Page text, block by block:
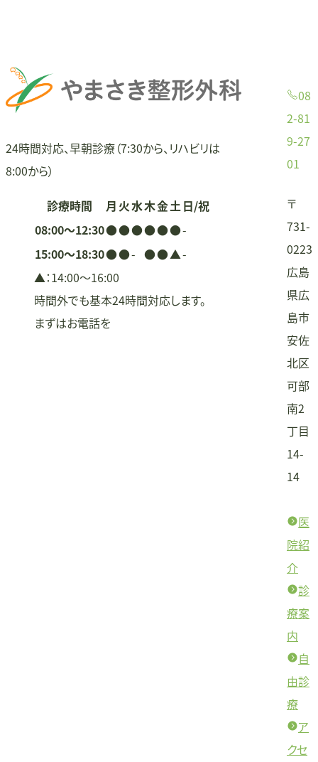
ゲ
ー
シ
24時間対応、早朝診療（7:30から、リハビリは
8:00から）
診療時間 月 火水木金土日/祝
08:00〜12:30●●●●●●-
15:00〜18:30●●- ●●▲-
▲：14:00〜16:00
時間外でも基本24時間対応します。
まずはお電話を
08
2-81
9-27
01
〒
731-
0223
広島
県広
島市
安佐
北区
可部
南2
丁目
14-
14
医
院紹
介
診
療案
内
自
由診
療
ア
クセ